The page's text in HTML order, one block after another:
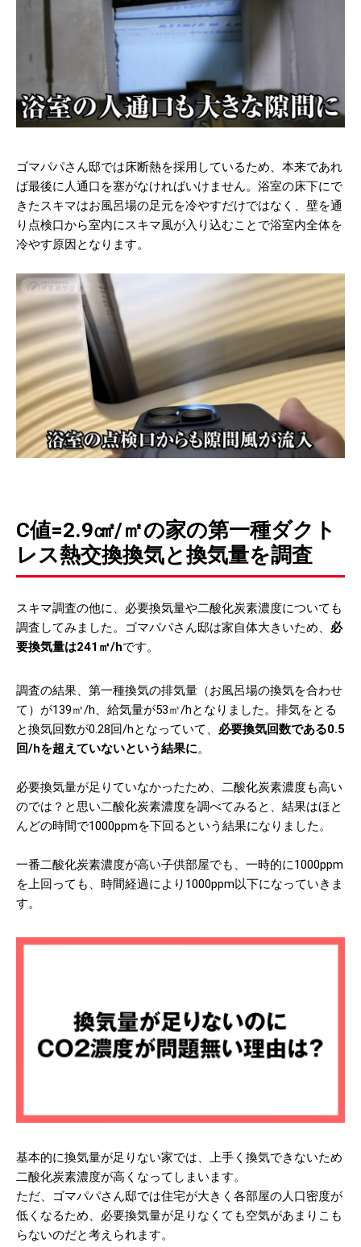
ゴマパパさん邸では床断熱を採用しているため、本来であれ
ば最後に人通口を塞がなければいけません。浴室の床下にで
きたスキマはお風呂場の足元を冷やすだけではなく、壁を通
り点検口から室内にスキマ風が入り込むことで浴室内全体を
冷やす原因となります。
C値=2.9㎠/㎡の家の第一種ダクト
レス熱交換換気と換気量を調査
スキマ調査の他に、必要換気量や二酸化炭素濃度についても
調査してみました。ゴマパパさん邸は家自体大きいため、 必
要換気量は241㎥/hです。
調査の結果、第一種換気の排気量（お風呂場の換気を合わせ
て）が139㎥/h、給気量が53㎥/hとなりました。排気をとる
と換気回数が0.28回/hとなっていて、 必要換気回数である0.5
回/hを超えていないという結果に。
必要換気量が足りていなかったため、二酸化炭素濃度も高い
のでは？と思い二酸化炭素濃度を調べてみると、結果はほと
んどの時間で1000ppmを下回るという結果になりました。
一番二酸化炭素濃度が高い子供部屋でも、一時的に1000ppm
を上回っても、時間経過により1000ppm以下になっていきま
す。
基本的に換気量が足りない家では、上手く換気できないため
二酸化炭素濃度が高くなってしまいます。
ただ、ゴマパパさん邸では住宅が大きく各部屋の人口密度が
低くなるため、必要換気量が足りなくても空気があまりこも
らないのだと考えられます。